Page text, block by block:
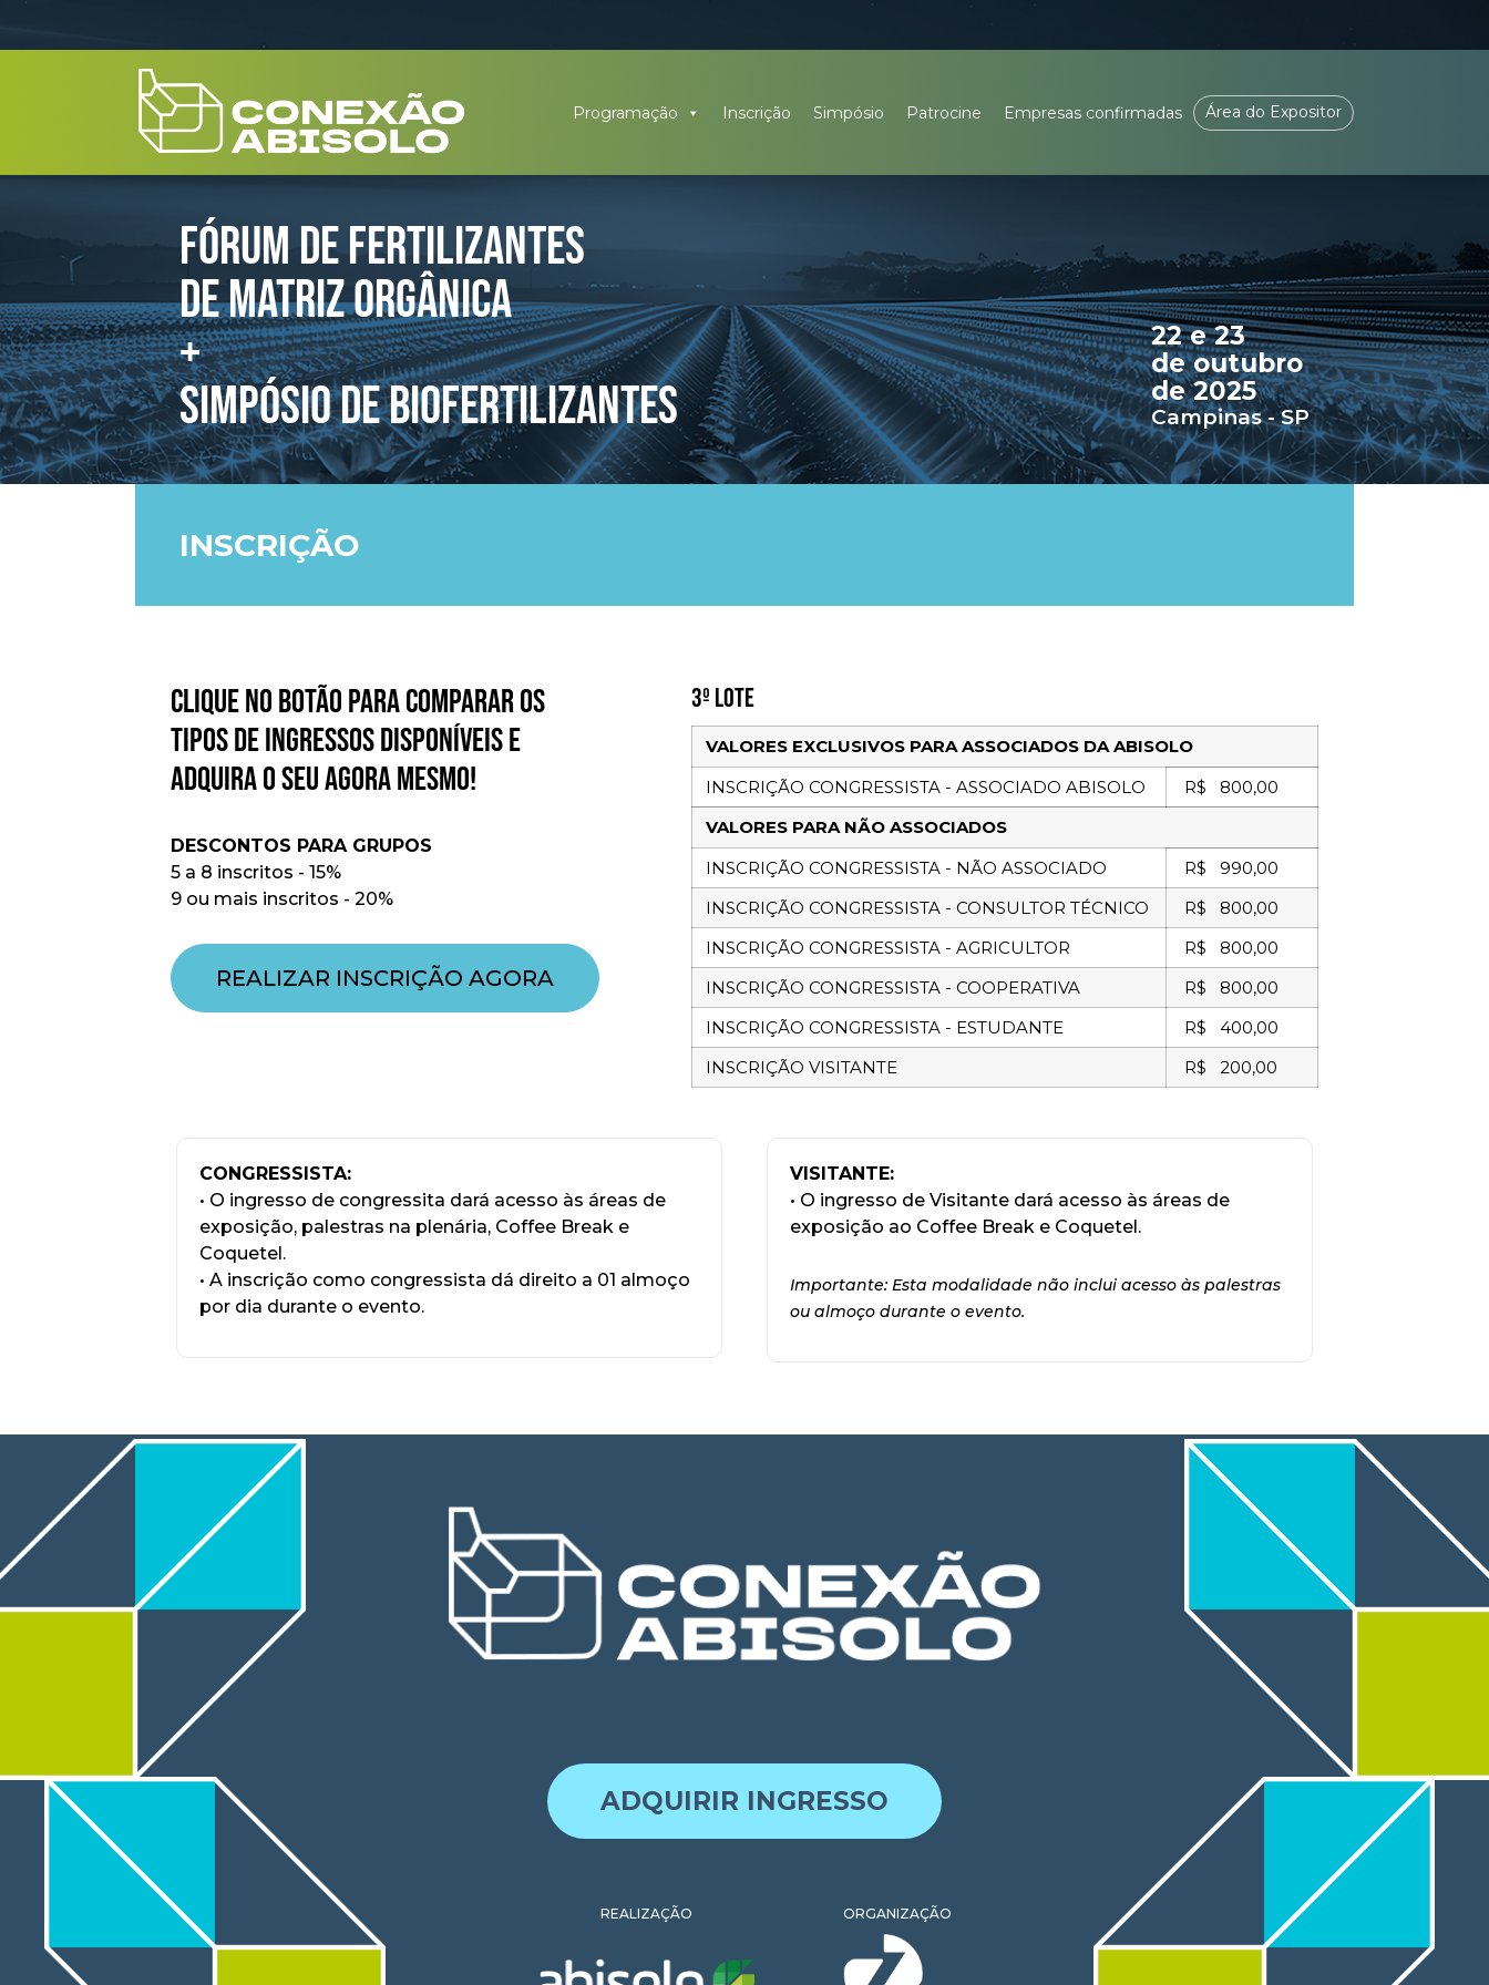
Programação Inscrição Simpósio Patrocine Empresas confirmadas Área do Expositor
FÓRUM DE FERTILIZANTES
DE MATRIZ ORGÂNICA
+
SIMPÓSIO DE BIOFERTILIZANTES
22 e 23
de outubro
de 2025
Campinas - SP
INSCRIÇÃO
CLIQUE NO BOTÃO PARA COMPARAR OS
TIPOS DE INGRESSOS DISPONÍVEIS E
ADQUIRA O SEU AGORA MESMO!
DESCONTOS PARA GRUPOS
5 a 8 inscritos - 15%
9 ou mais inscritos - 20%
REALIZAR INSCRIÇÃO AGORA
3º LOTE
VALORES EXCLUSIVOS PARA ASSOCIADOS DA ABISOLO
INSCRIÇÃO CONGRESSISTA - ASSOCIADO ABISOLO
R$ 800,00
VALORES PARA NÃO ASSOCIADOS
INSCRIÇÃO CONGRESSISTA - NÃO ASSOCIADO
R$ 990,00
INSCRIÇÃO CONGRESSISTA - CONSULTOR TÉCNICO
R$ 800,00
INSCRIÇÃO CONGRESSISTA - AGRICULTOR
R$ 800,00
INSCRIÇÃO CONGRESSISTA - COOPERATIVA
R$ 800,00
INSCRIÇÃO CONGRESSISTA - ESTUDANTE
R$ 400,00
INSCRIÇÃO VISITANTE
R$ 200,00
CONGRESSISTA:
• O ingresso de congressita dará acesso às áreas de
exposição, palestras na plenária, Coffee Break e
Coquetel.
• A inscrição como congressista dá direito a 01 almoço
por dia durante o evento.
VISITANTE:
• O ingresso de Visitante dará acesso às áreas de
exposição ao Coffee Break e Coquetel.
Importante: Esta modalidade não inclui acesso às palestras
ou almoço durante o evento.
ADQUIRIR INGRESSO
REALIZAÇÃO ORGANIZAÇÃO